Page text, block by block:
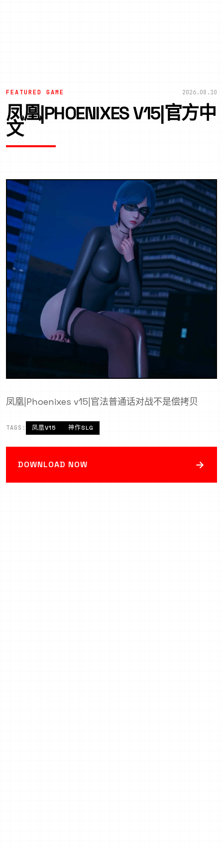
FEATURED GAME 2026.08.10
凤凰|PHOENIXES V15|官方中
文
凤凰|Phoenixes v15|官法普通话对战不是偿拷贝
TAGS: 凤凰V15 神作SLG
DOWNLOAD NOW →